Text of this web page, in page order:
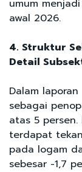
umum
awal 2026.
4. Struktur
Detail
Dalam
sebagai
atas 5
terdapat
pada logam
sebesar -1,7